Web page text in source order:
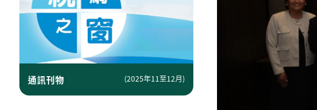
通訊刊物 (2025年11至12月)